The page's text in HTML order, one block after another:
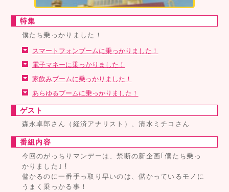
特集
僕たち乗っかりました！
スマートフォンブームに乗っかりました！
電子マネーに乗っかりました！
家飲みブームに乗っかりました！
あらゆるブームに乗っかりました！
ゲスト
森永卓郎さん（経済アナリスト）、清水ミチコさん
番組内容
今回のがっちりマンデーは、禁断の新企画｢僕たち乗っ
かりました｣！
儲かるのに一番手っ取り早いのは、儲かっているモノに
うまく乗っかる事！